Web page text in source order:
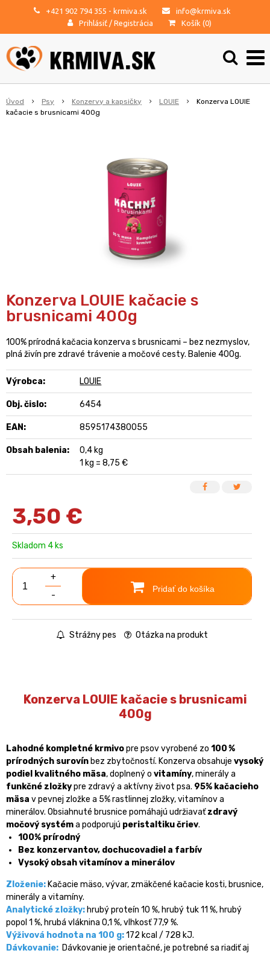
+421 902 794 355 - krmiva.sk
info@krmiva.sk
Prihlásiť / Registrácia Košík (0)
Úvod Psy Konzervy a kapsičky LOUIE
Konzerva LOUIE
kačacie s brusnicami 400g
Konzerva LOUIE kačacie s
brusnicami 400g
100% prírodná kačacia konzerva s brusnicami – bez nezmyslov,
plná živín pre zdravé trávenie a močové cesty. Balenie 400g.
Výrobca: LOUIE
Obj. čislo: 6454
EAN: 8595174380055
Obsah balenia:
0,4 kg
1 kg = 8,75 €
3,50 €
Skladom 4 ks
+
-
Pridať do košíka
Strážny pes Otázka na produkt
Konzerva LOUIE kačacie s brusnicami
400g
Lahodné kompletné krmivopre psov vyrobené zo 100 %
prírodných surovín bez zbytočností. Konzerva obsahuje vysoký
podiel kvalitného mäsa, doplnený o vitamíny, minerály a
funkčné zložkypre zdravý a aktívny život psa. 95% kačacieho
mäsa v pevnej zložke a 5% rastlinnej zložky, vitamínov a
minerálov. Obsiahnuté brusnice pomáhajú udržiavaťzdravý
močový systéma podporujú peristaltiku čriev.
100% prírodný
Bez konzervantov, dochucovadiel a farbív
Vysoký obsah vitamínov a minerálov
Zloženie: Kačacie mäso, vývar, zmäkčené kačacie kosti, brusnice,
minerály a vitamíny.
Analytické zložky: hrubý proteín 10 %, hrubý tuk 11 %, hrubý
popol 1 %, hrubá vláknina 0,1 %, vlhkosť 77,9 %.
Výživová hodnota na 100 g:172 kcal / 728 kJ.
Dávkovanie: Dávkovanie je orientačné, je potrebné sa riadiť aj